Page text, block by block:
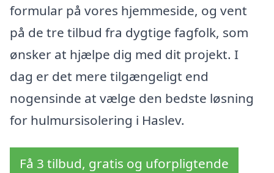
formular på vores hjemmeside, og vent
på de tre tilbud fra dygtige fagfolk, som
ønsker at hjælpe dig med dit projekt. I
dag er det mere tilgængeligt end
nogensinde at vælge den bedste løsning
for hulmursisolering i Haslev.
Få 3 tilbud, gratis og uforpligtende